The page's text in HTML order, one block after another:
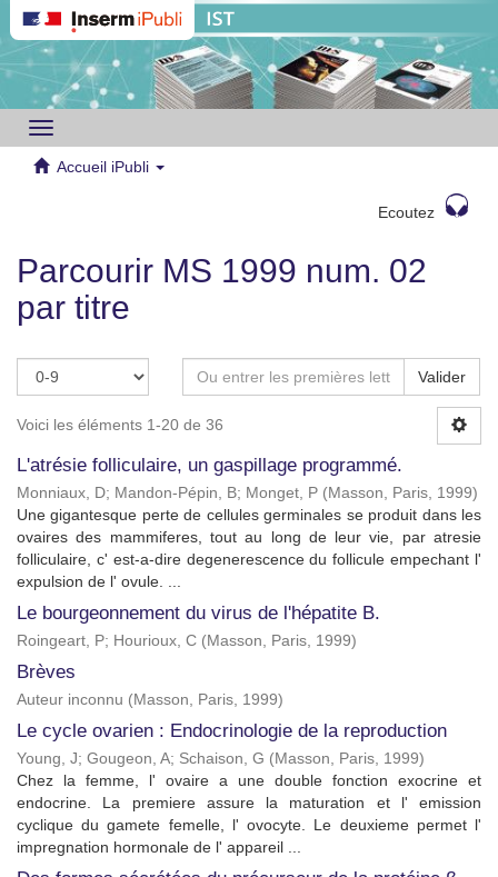
Toggle
navigation
Accueil iPubli
Ecoutez
Parcourir MS 1999 num. 02
par titre
Valider
Voici les éléments 1-20 de 36
L'atrésie folliculaire, un gaspillage programmé.
Monniaux, D; Mandon-Pépin, B; Monget, P (Masson, Paris, 1999)
Une gigantesque perte de cellules germinales se produit dans les
ovaires des mammiferes, tout au long de leur vie, par atresie
folliculaire, c' est-a-dire degenerescence du follicule empechant l'
expulsion de l' ovule. ...
Le bourgeonnement du virus de l'hépatite B.
Roingeart, P; Hourioux, C (Masson, Paris, 1999)
Brèves
Auteur inconnu (Masson, Paris, 1999)
Le cycle ovarien : Endocrinologie de la reproduction
Young, J; Gougeon, A; Schaison, G (Masson, Paris, 1999)
Chez la femme, l' ovaire a une double fonction exocrine et
endocrine. La premiere assure la maturation et l' emission
cyclique du gamete femelle, l' ovocyte. Le deuxieme permet l'
impregnation hormonale de l' appareil ...